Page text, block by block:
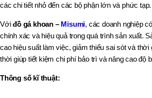
các chi tiết nhỏ đến các bộ phận lớn và phức tạp.
Vớiđồ gá khoan – Misumi, các doanh nghiệp
chính xác và hiệu quả trong quá trình sản xuất.
cao hiệu suất làm việc, giảm thiểu sai sót và thời
thời giúp tiết kiệm chi phí bảo trì và nâng cao độ
Thông số kĩ thuật: